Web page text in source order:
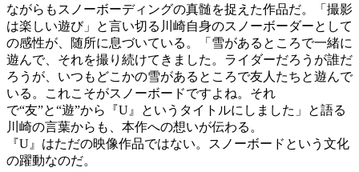
ながらもスノーボーディングの真髄を捉えた作品だ。「撮影
は楽しい遊び」と言い切る川崎自身のスノーボーダーとして
の感性が、随所に息づいている。「雪があるところで一緒に
遊んで、それを撮り続けてきました。ライダーだろうが誰だ
ろうが、いつもどこかの雪があるところで友人たちと遊んで
いる。これこそがスノーボードですよね。それ
で“友”と“遊”から『U』というタイトルにしました」と語る
川崎の言葉からも、本作への想いが伝わる。
『U』はただの映像作品ではない。スノーボードという文化
の躍動なのだ。